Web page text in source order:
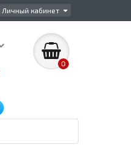
Личный кабинет
0